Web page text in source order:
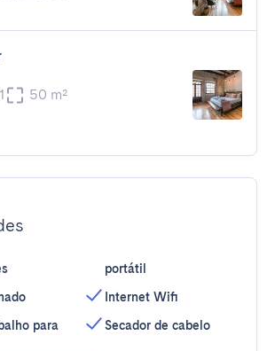
1 50 m²
para
portátil
Internet Wifi
Secador de cabelo